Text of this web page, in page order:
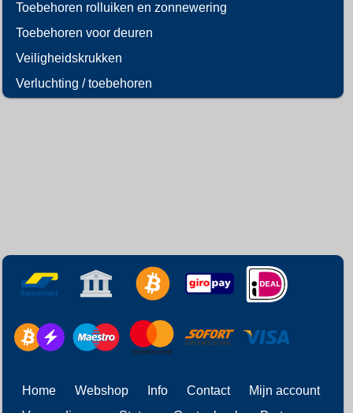
Toebehoren rolluiken en zonnewering
Toebehoren voor deuren
Veiligheidskrukken
Verluchting / toebehoren
Home Webshop Info Contact
Mijn account